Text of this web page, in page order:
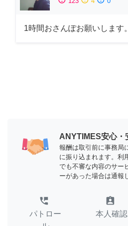
1時間おさんぽお願いします。
ANYTIMES安心・
報酬は取引前に事務局
に振り込まれます。利
でも不審な内容のサー
ーがあった場合は通報
perm_phone_msg
パトロー
assignment_ind
本人確認